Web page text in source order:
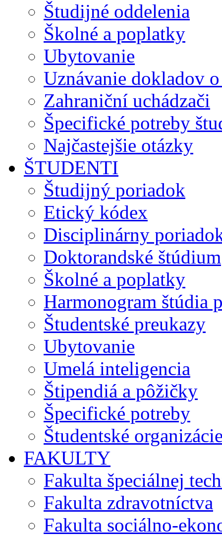
Študijné oddelenia
Školné a poplatky
Ubytovanie
Uznávanie dokladov
Zahraniční uchádzači
Špecifické potreby
Najčastejšie otázky
ŠTUDENTI
Študijný poriadok
Etický kódex
Disciplinárny
Doktorandské štúdium
Školné a poplatky
Harmonogram štúdia
Študentské preukazy
Ubytovanie
Umelá inteligencia
Štipendiá a pôžičky
Špecifické potreby
Študentské
FAKULTY
Fakulta špeciálnej
Fakulta zdravotníctva
Fakulta sociálno-